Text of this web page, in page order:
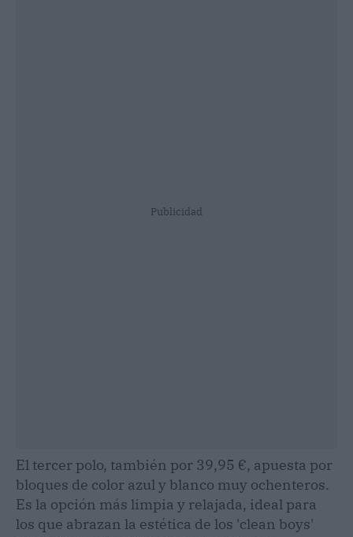
Publicidad
El tercer polo, también por 39,95 €, apuesta por
bloques de color azul y blanco muy ochenteros.
Es la opción más limpia y relajada, ideal para
los que abrazan la estética de los 'clean boys'